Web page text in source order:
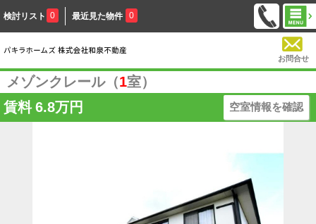
検討リスト 0 最近見た物件 0
お問合せ
メゾンクレール（1室）
賃料 6.8万円 空室情報を確認